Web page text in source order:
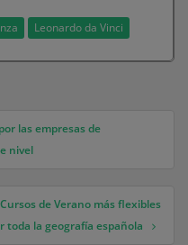
Leonardo da Vinci
las empresas de
nivel
de Verano más flexibles
toda la geografía española